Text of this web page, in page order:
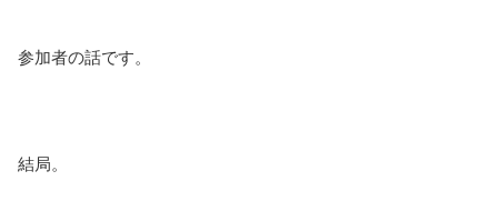
参加者の話です。
結局。